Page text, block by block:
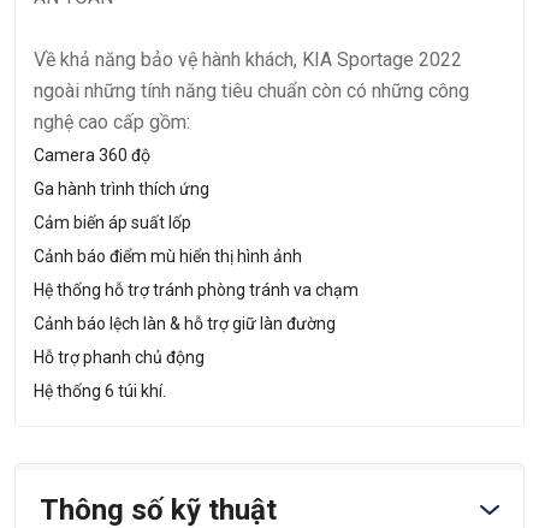
Về khả năng bảo vệ hành khách, KIA Sportage 2022
ngoài những tính năng tiêu chuẩn còn có những công
nghệ cao cấp gồm:
Camera 360 độ
Ga hành trình thích ứng
Cảm biến áp suất lốp
Cảnh báo điểm mù hiển thị hình ảnh
Hệ thống hỗ trợ tránh phòng tránh va chạm
Cảnh báo lệch làn & hỗ trợ giữ làn đường
Hỗ trợ phanh chủ động
Hệ thống 6 túi khí.
Thông số kỹ thuật